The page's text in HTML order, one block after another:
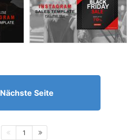
Nächste Seite
1